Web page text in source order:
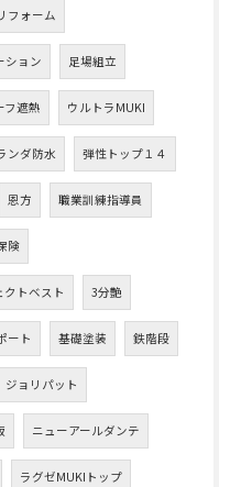
フォーム
ション 足場組立
フ遮熱 ウルトラMUKI
ンダ防水 弾性トップ１４
恩方 職業訓練指導員
険
クトベスト 3分艶
ート 基礎塗装 鉄階段
ジョリパット
ニューアールダンテ
ラグゼMUKIトップ